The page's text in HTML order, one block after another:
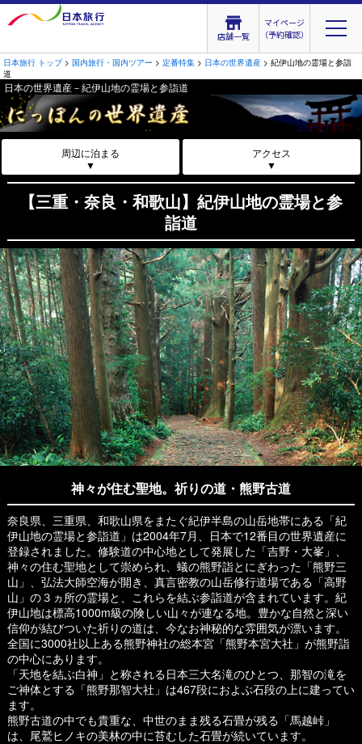
店舗一覧
マイページ
（予約確認）
日本旅行 トップ>国内旅行・国内ツアー >定番特集 > 日本の世界遺産 > 紀伊山地の霊場と参詣
道
日本の世界遺産－紀伊山地の霊場と参詣道
周辺に泊まる
▼
アクセス
▼
【三重・奈良・和歌山】紀伊山地の霊場と参
詣道
神々が住む聖地。祈りの道・熊野古道
奈良県、三重県、和歌山県をまたぐ紀伊半島の山岳地帯にある「紀
伊山地の霊場と参詣道」は2004年7月、日本で12番目の世界遺産に
登録されました。修験道の中心地として発展した「吉野・大峯」、
神々の住む聖地として崇められ、蟻の熊野詣とにぎわった「熊野三
山」、弘法大師空海が開き、真言密教の山岳修行道場である「高野
山」の３ヵ所の霊場と、これらを結ぶ参詣道が含まれています。紀
伊山地は標高1000m級の険しい山々が連なる地。豊かな自然と深い
信仰が結びついた祈りの道は、今なお神秘的な雰囲気が漂います。
全国に3000社以上ある熊野神社の総本宮「熊野本宮大社」が熊野詣
の中心にあります。
「天地を結ぶ白神」と称される日本三大名滝のひとつ、那智の滝を
ご神体とする「熊野那智大社」は467段におよぶ石段の上に建ってい
ます。
熊野古道の中でも貴重な、中世のまま残る石畳が残る「馬越峠」
は、尾鷲ヒノキの美林の中に苔むした石畳が続いています。